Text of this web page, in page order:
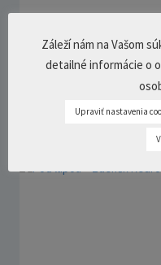
Treba prežiť!
opatrne s tým
3 Comments
Záleží nám na Vašom
detailné informácie o
Upraviť nastavenia